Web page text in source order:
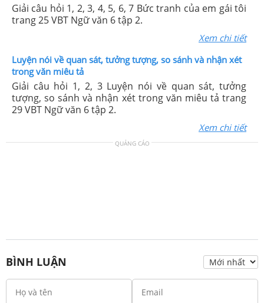
Giải câu hỏi 1, 2, 3, 4, 5, 6, 7 Bức tranh của em gái tôi
trang 25 VBT Ngữ văn 6 tập 2.
Xem chi tiết
Luyện nói về quan sát, tưởng tượng, so sánh và nhận xét
trong văn miêu tả
Giải câu hỏi 1, 2, 3 Luyện nói về quan sát, tưởng
tượng, so sánh và nhận xét trong văn miêu tả trang
29 VBT Ngữ văn 6 tập 2.
Xem chi tiết
QUẢNG CÁO
BÌNH LUẬN